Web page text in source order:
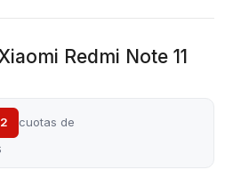
Redmi Note 11
cuotas de